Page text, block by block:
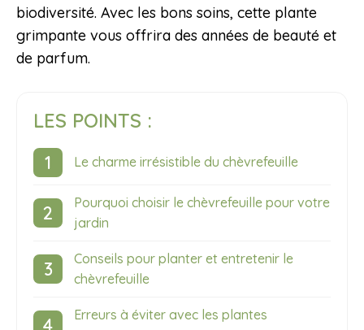
biodiversité. Avec les bons soins, cette plante
grimpante vous offrira des années de beauté et
de parfum.
LES POINTS :
Le charme irrésistible du chèvrefeuille
Pourquoi choisir le chèvrefeuille pour votre
jardin
Conseils pour planter et entretenir le
chèvrefeuille
Erreurs à éviter avec les plantes